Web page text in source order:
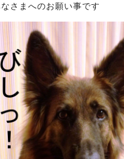
さまへのお願い事です